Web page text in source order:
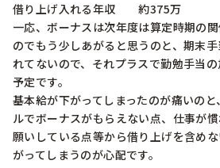
借り上げ入れる年収　　約375万
一応、ボーナスは次年度は算定時期の
のでもう少しあがると思うのと、期末
れてないので、それプラスで勤勉手当
予定です。
基本給が下がってしまったのが痛いの
ルでボーナスがもらえない点、仕事が
願いしている点等から借り上げを含め
がってしまうのが心配です。